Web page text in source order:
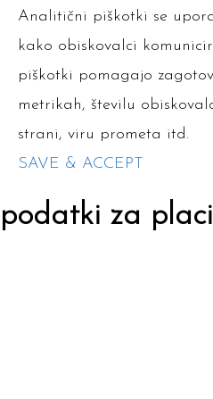
Analitični piškotki se
kako obiskovalci
piškotki pomagajo
metrikah, številu
strani, viru prometa itd.
SAVE & ACCEPT
podatki za